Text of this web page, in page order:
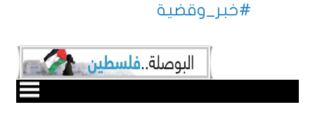
#خبر_وقضية